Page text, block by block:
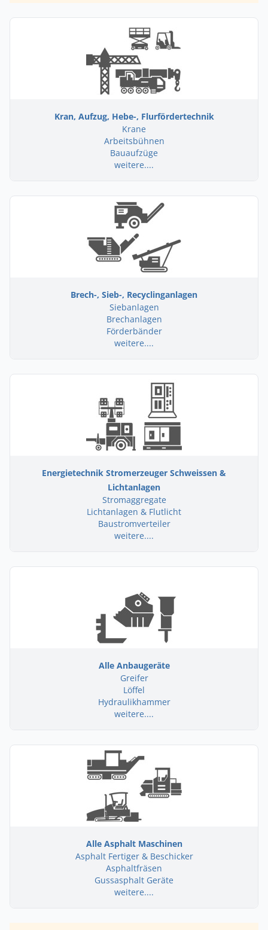
Kran, Aufzug, Hebe-, Flurfördertechnik
Krane
Arbeitsbühnen
Bauaufzüge
weitere....
Brech-, Sieb-, Recyclinganlagen
Siebanlagen
Brechanlagen
Förderbänder
weitere....
Energietechnik Stromerzeuger Schweissen &
Lichtanlagen
Stromaggregate
Lichtanlagen & Flutlicht
Baustromverteiler
weitere....
Alle Anbaugeräte
Greifer
Löffel
Hydraulikhammer
weitere....
Alle Asphalt Maschinen
Asphalt Fertiger & Beschicker
Asphaltfräsen
Gussasphalt Geräte
weitere....